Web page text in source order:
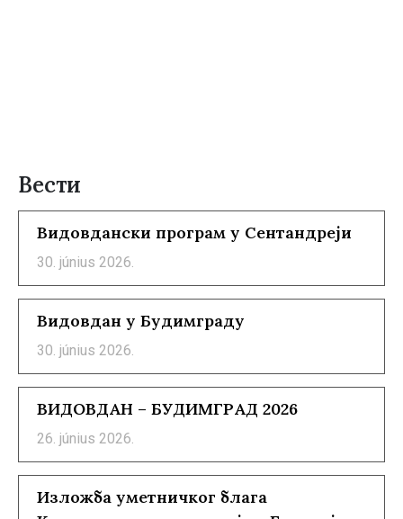
Вести
Видовдански програм у Сентандреји
30. június 2026.
Видовдан у Будимграду
30. június 2026.
ВИДОВДАН – БУДИМГРАД 2026
26. június 2026.
Изложба уметничког блага